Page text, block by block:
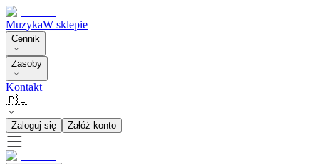
MuzykaW sklepie
Cennik
Zasoby
Kontakt
🇵🇱
Zaloguj się Załóż konto